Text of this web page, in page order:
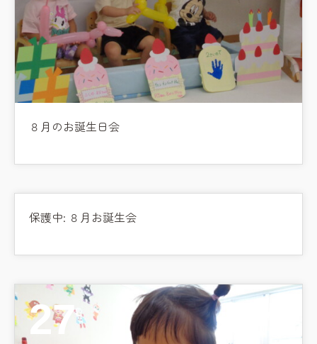
８月のお誕生日会
保護中: ８月お誕生会
27